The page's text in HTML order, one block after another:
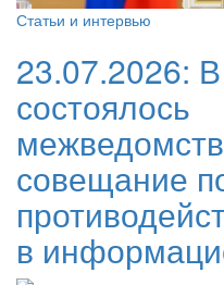
Статьи и интервью
23.07.2026:
состоялось
совещание
в